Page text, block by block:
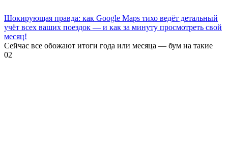
Шокирующая правда: как Google Maps тихо ведёт детальный
учёт всех ваших поездок — и как за минуту просмотреть свой
месяц!
Сейчас все обожают итоги года или месяца — бум на такие
02